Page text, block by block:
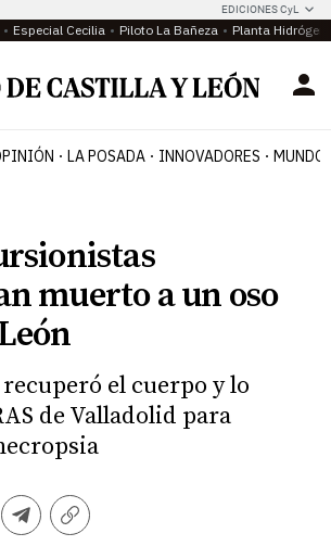
EDICIONES CyL
Especial Cecilia Piloto La Bañeza Planta
LA POSADA INNOVADORES MUNDO
muerto a un oso
el cuerpo y lo
de Valladolid para
TelegramCopiar